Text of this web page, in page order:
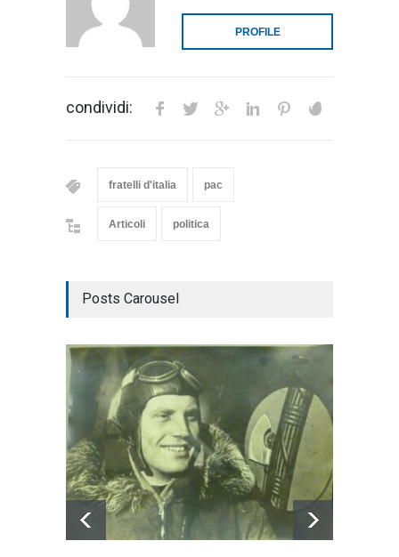
PROFILE
condividi:
fratelli d'italia pac
Articoli politica
Posts Carousel